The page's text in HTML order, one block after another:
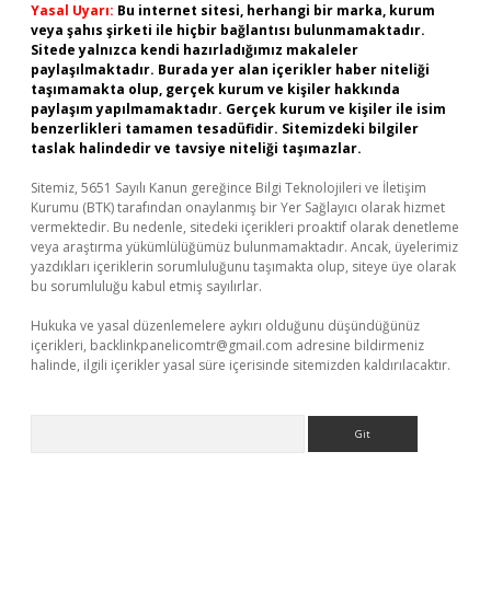
Yasal Uyarı: Bu internet sitesi, herhangi bir marka, kurum
veya şahıs şirketi ile hiçbir bağlantısı bulunmamaktadır.
Sitede yalnızca kendi hazırladığımız makaleler
paylaşılmaktadır. Burada yer alan içerikler haber niteliği
taşımamakta olup, gerçek kurum ve kişiler hakkında
paylaşım yapılmamaktadır. Gerçek kurum ve kişiler ile isim
benzerlikleri tamamen tesadüfidir. Sitemizdeki bilgiler
taslak halindedir ve tavsiye niteliği taşımazlar.
Sitemiz, 5651 Sayılı Kanun gereğince Bilgi Teknolojileri ve İletişim
Kurumu (BTK) tarafından onaylanmış bir Yer Sağlayıcı olarak hizmet
vermektedir. Bu nedenle, sitedeki içerikleri proaktif olarak denetleme
veya araştırma yükümlülüğümüz bulunmamaktadır. Ancak, üyelerimiz
yazdıkları içeriklerin sorumluluğunu taşımakta olup, siteye üye olarak
bu sorumluluğu kabul etmiş sayılırlar.
Hukuka ve yasal düzenlemelere aykırı olduğunu düşündüğünüz
içerikleri, backlinkpanelicomtr@gmail.com adresine bildirmeniz
halinde, ilgili içerikler yasal süre içerisinde sitemizden kaldırılacaktır.